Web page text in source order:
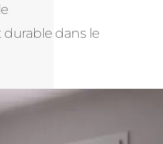
dans le